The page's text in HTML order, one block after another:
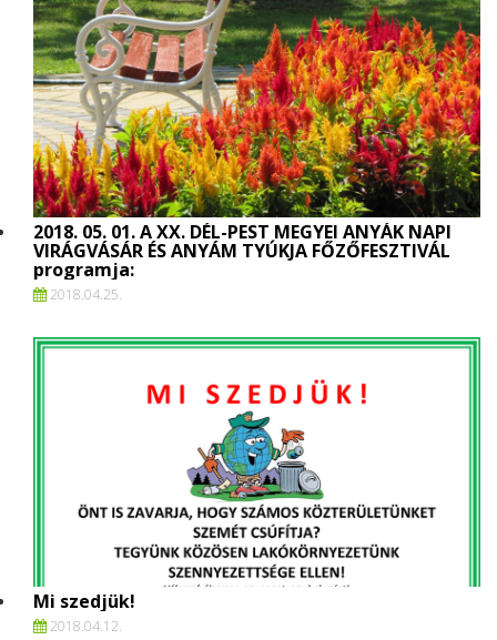
2018. 05. 01. A XX. DÉL-PEST MEGYEI ANYÁK NAPI
VIRÁGVÁSÁR ÉS ANYÁM TYÚKJA FŐZŐFESZTIVÁL
programja:
2018.04.25.
Mi szedjük!
2018.04.12.